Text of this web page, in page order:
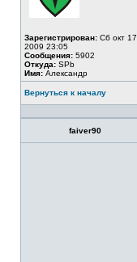
Зарегистрирован: Сб окт 17,
2009 23:05
Сообщения: 5902
Откуда: SPb
Имя: Александр
Вернуться к началу
faiver90